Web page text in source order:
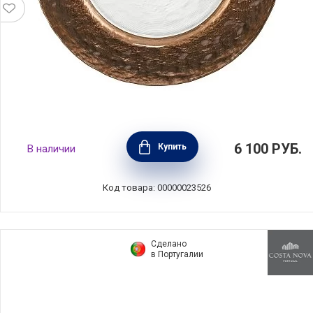
Тарелка подстановочная Kaya 34 см с
медным покрытием, материал
бессвинцовый хрусталь, Eisch, Германия,
В наличии Купить 6 100 РУБ.
Код товара: 00000023526
Сделано
в Португалии